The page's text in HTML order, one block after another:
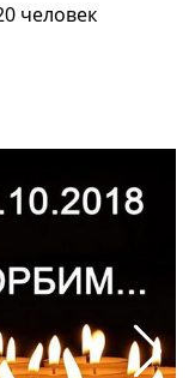
человек